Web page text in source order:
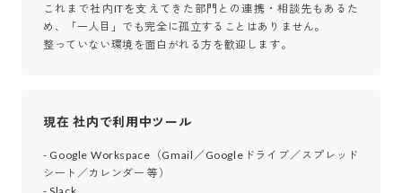
これまで社内ITを支えてきた部門との連携・相談先もあるた
め、「一人目」でも完全に孤立することはありません。
整っていない環境を面白がれる方を歓迎します。
現在 社内で利用中ツール
- Google Workspace（Gmail／Googleドライブ／スプレッド
シート／カレンダー 等）